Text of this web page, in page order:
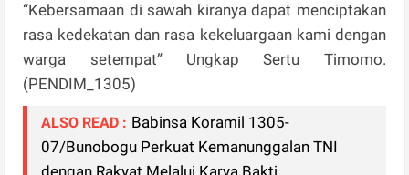
“Kebersamaan di sawah kiranya dapat menciptakan
rasa kedekatan dan rasa kekeluargaan kami dengan
warga setempat” Ungkap Sertu Timomo.
(PENDIM_1305)
ALSO READ : Babinsa Koramil 1305-
07/Bunobogu Perkuat Kemanunggalan TNI